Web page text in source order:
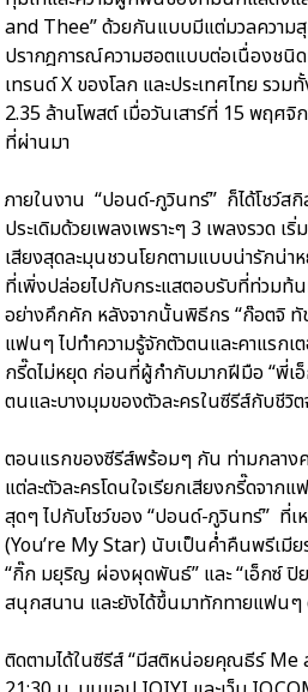
and Thee” ด้วยกันแบบมีแต่มวลความ
ปรากฎการณ์ความฮอตแบบต่อเนื่องชนิ
เทรนด์ X ของโลก และประเทศไทย ร
2.35 ล้านโพสต์ เมื่อวันเสาร์ที่ 15 พฤศ
ที่ผ่านมา
ภายในงาน “ปอนด์-ภูวินทร์” ก็ได้โชว์
ประเดิมด้วยเพลงเพราะๆ 3 เพลงรวด
เสียงสุดละมุนชวนโยกตามแบบน่ารักน่า
ที่เพิ่งปล่อยไปกับกระแสตอบรับที่ท่วมท้
อย่างคึกคัก หลังจากนั้นพิธีกร “ก๊อตจิ
แฟนๆ ไปทำความรู้จักตัวตนและคาแรกเ
กรี๊ดไม่หยุด ก่อนที่ผู้กำกับมากฝีมือ “พี่เอ็
ตนและบางมุมของตัวละครในซีรีส์กับชีวิ
ตอนแรกของซีรีส์พร้อมๆ กัน ท่ามกลางค
แต่ละตัวละครโดนใจเรียกเสียงกรี๊ดจา
สุดๆ ไปกับโชว์ของ “ปอนด์-ภูวินทร์” ที่
(You’re My Star) นับเป็นค่ำคืนพรีเ
“กิ๊ก มยุริญ ผ่องผุดพันธ์” และ “เอ็กซ์ ปิ
สนุกสนาน และยังได้ขึ้นมาทักทายแฟน
ติดตามได้ในซีรีส์ “มีสติหน่อยคุณธีร์ Me